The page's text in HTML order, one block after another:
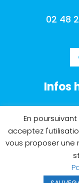
02 48
Infos
Lun
En
acceptez
vous proposer une